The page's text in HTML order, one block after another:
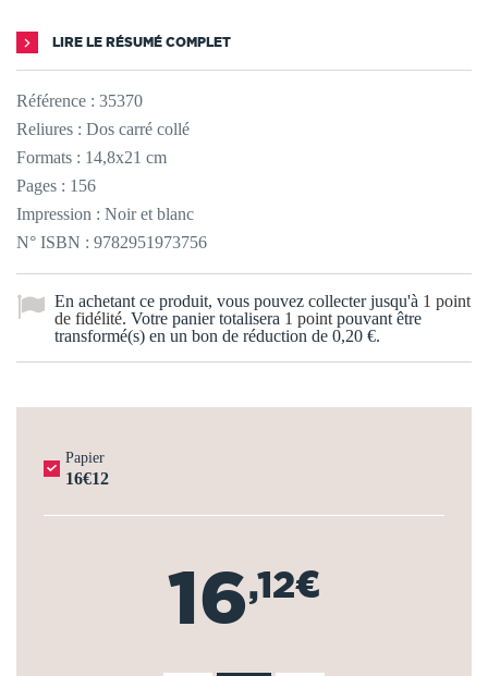
LIRE LE RÉSUMÉ COMPLET
Référence : 35370
Reliures : Dos carré collé
Formats : 14,8x21 cm
Pages : 156
Impression : Noir et blanc
N° ISBN : 9782951973756
En achetant ce produit, vous pouvez collecter jusqu'à 1 point
de fidélité. Votre panier totalisera 1 point pouvant être
transformé(s) en un bon de réduction de 0,20 €.
Papier
16€12
16,12€